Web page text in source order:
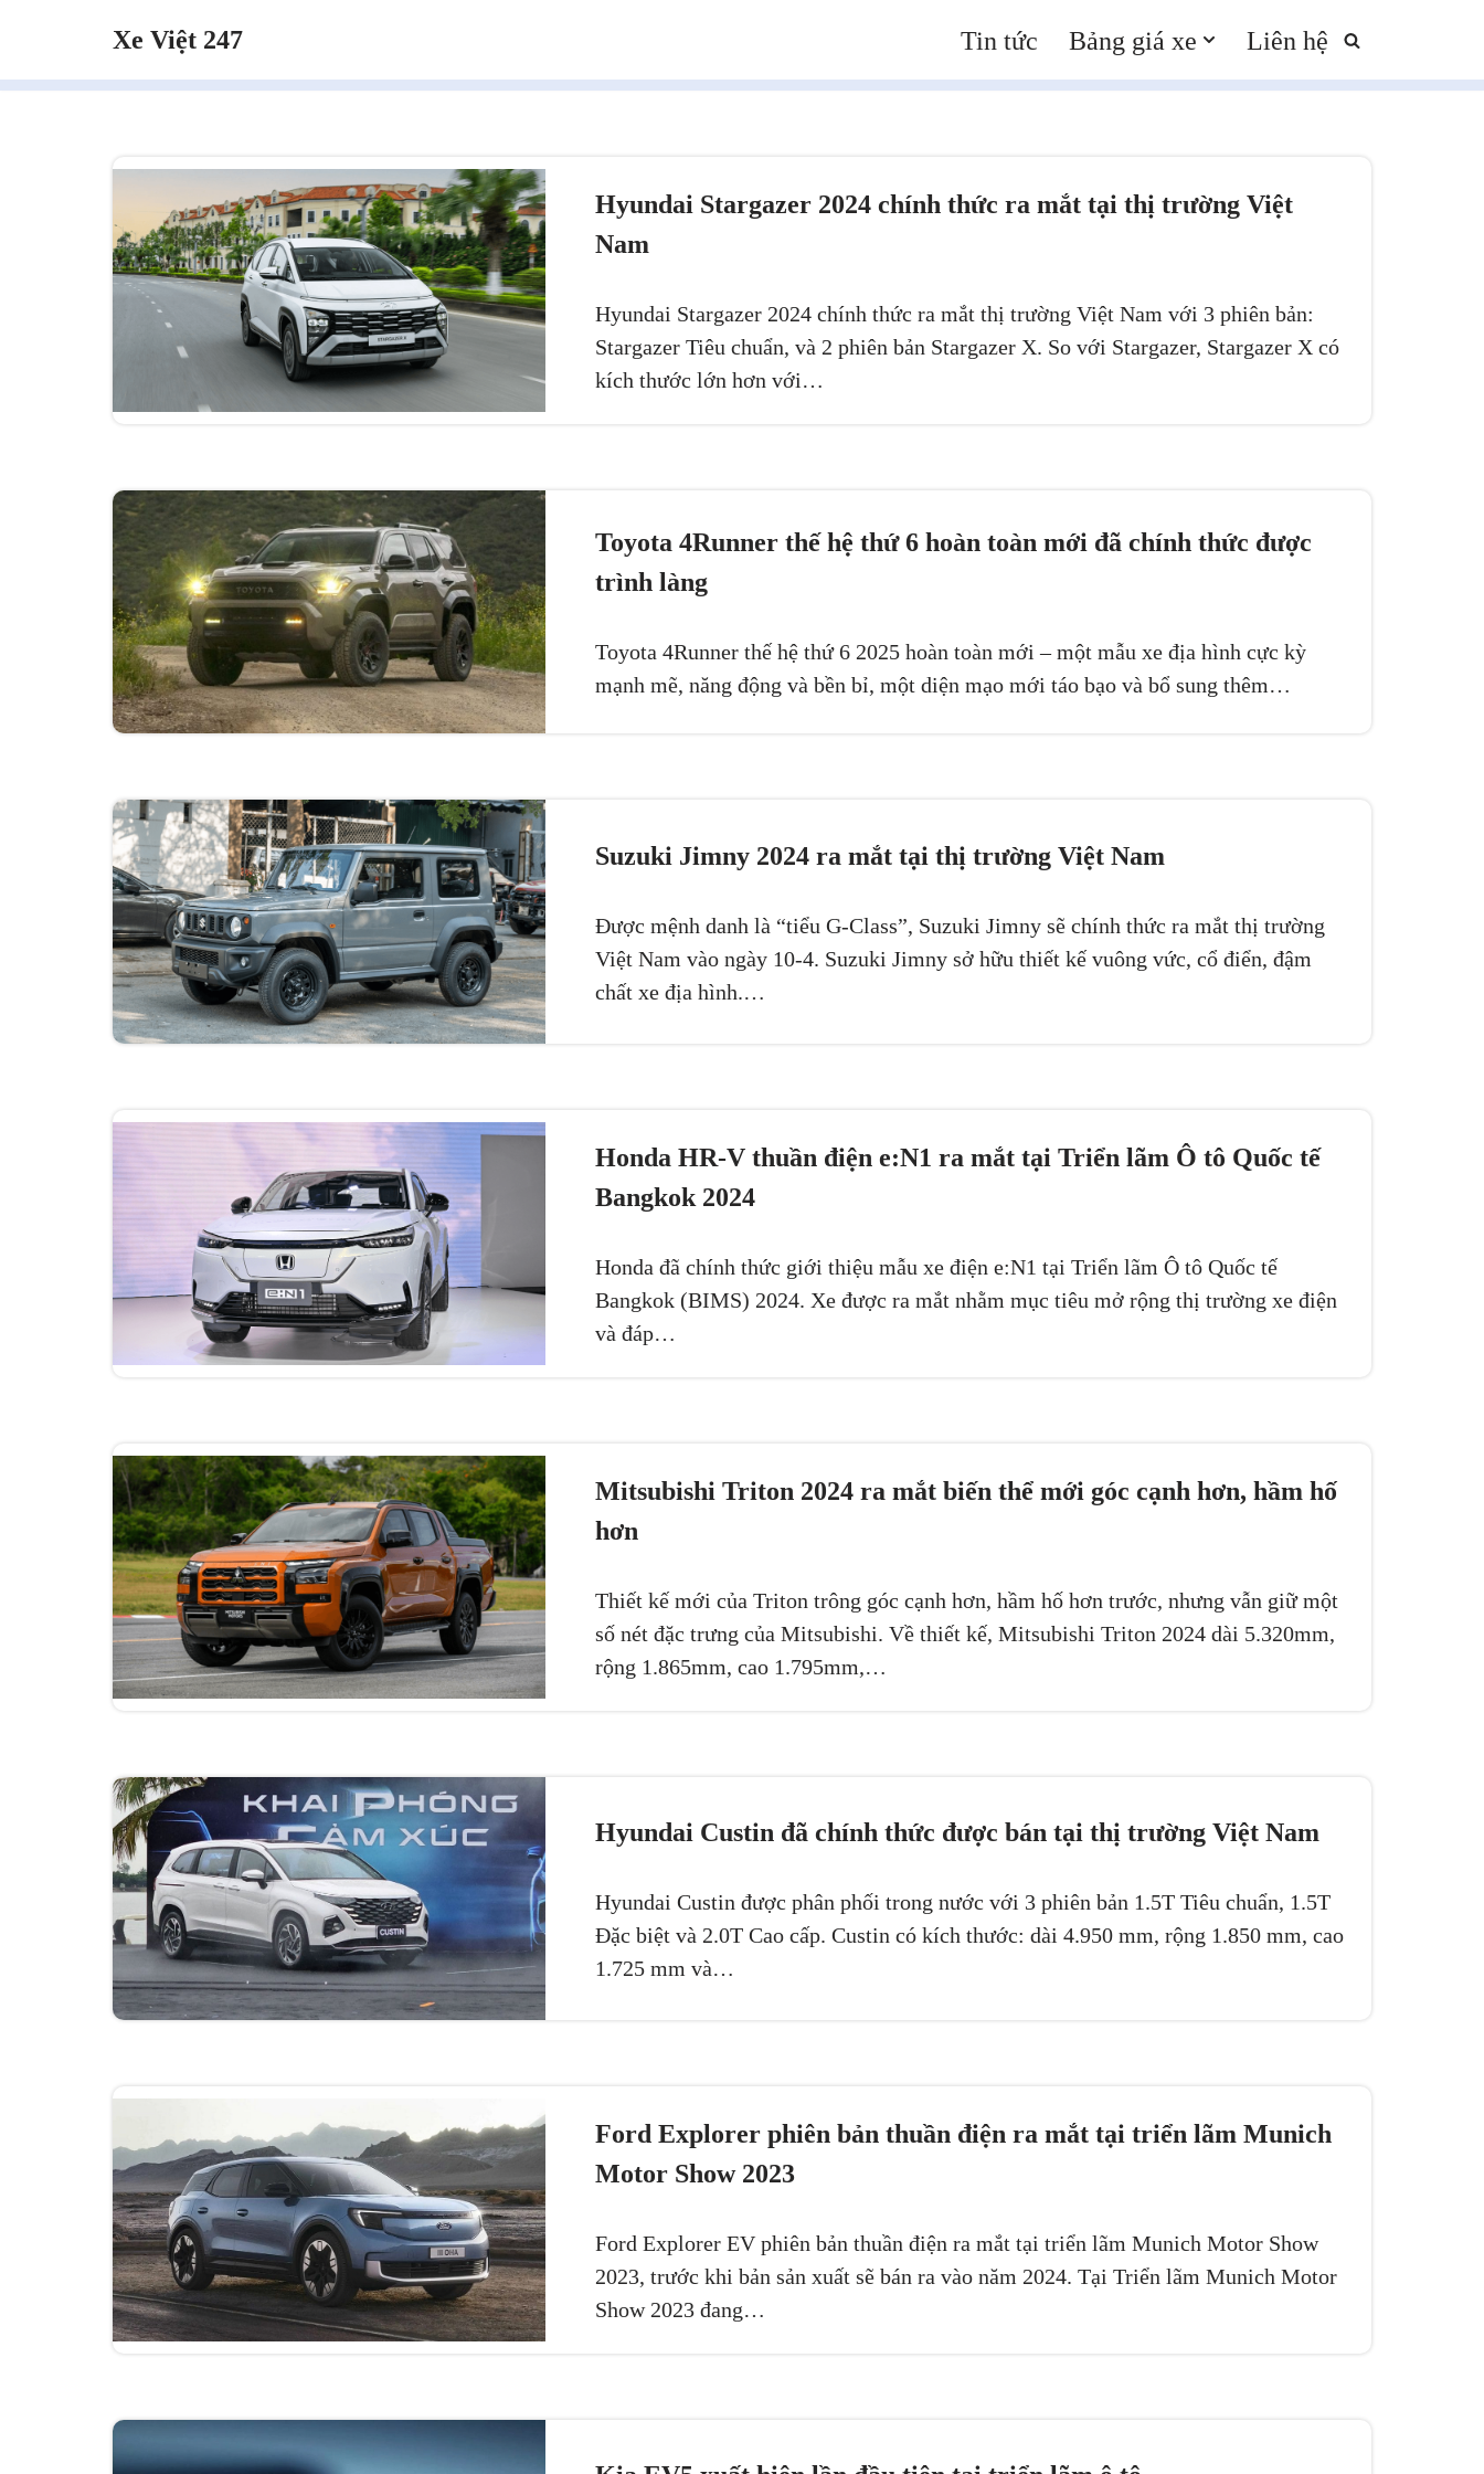
tới
Xe Việt 247 Tin tức Bảng giá xe Liên hệ
Hyundai Stargazer 2024 chính thức ra mắt tại thị trường Việt
Nam
Hyundai Stargazer 2024 chính thức ra mắt thị trường Việt Nam với 3 phiên bản:
Stargazer Tiêu chuẩn, và 2 phiên bản Stargazer X. So với Stargazer, Stargazer X có
kích thước lớn hơn với…
Toyota 4Runner thế hệ thứ 6 hoàn toàn mới đã chính thức được
trình làng
Toyota 4Runner thế hệ thứ 6 2025 hoàn toàn mới – một mẫu xe địa hình cực kỳ
mạnh mẽ, năng động và bền bỉ, một diện mạo mới táo bạo và bổ sung thêm…
Suzuki Jimny 2024 ra mắt tại thị trường Việt Nam
Được mệnh danh là “tiểu G-Class”, Suzuki Jimny sẽ chính thức ra mắt thị trường
Việt Nam vào ngày 10-4. Suzuki Jimny sở hữu thiết kế vuông vức, cổ điển, đậm
chất xe địa hình.…
Honda HR-V thuần điện e:N1 ra mắt tại Triển lãm Ô tô Quốc tế
Bangkok 2024
Honda đã chính thức giới thiệu mẫu xe điện e:N1 tại Triển lãm Ô tô Quốc tế
Bangkok (BIMS) 2024. Xe được ra mắt nhằm mục tiêu mở rộng thị trường xe điện
và đáp…
Mitsubishi Triton 2024 ra mắt biến thể mới góc cạnh hơn, hầm hố
hơn
Thiết kế mới của Triton trông góc cạnh hơn, hầm hố hơn trước, nhưng vẫn giữ một
số nét đặc trưng của Mitsubishi. Về thiết kế, Mitsubishi Triton 2024 dài 5.320mm,
rộng 1.865mm, cao 1.795mm,…
Hyundai Custin đã chính thức được bán tại thị trường Việt Nam
Hyundai Custin được phân phối trong nước với 3 phiên bản 1.5T Tiêu chuẩn, 1.5T
Đặc biệt và 2.0T Cao cấp. Custin có kích thước: dài 4.950 mm, rộng 1.850 mm, cao
1.725 mm và…
Ford Explorer phiên bản thuần điện ra mắt tại triển lãm Munich
Motor Show 2023
Ford Explorer EV phiên bản thuần điện ra mắt tại triển lãm Munich Motor Show
2023, trước khi bản sản xuất sẽ bán ra vào năm 2024. Tại Triển lãm Munich Motor
Show 2023 đang…